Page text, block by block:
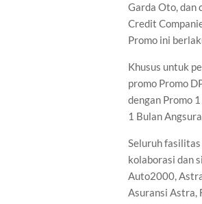
Garda Oto, dan
Credit
Promo ini
Khusus untuk
promo Promo
dengan Promo
1 Bulan
Seluruh
kolaborasi dan
Auto2000,
Asuransi Astra,